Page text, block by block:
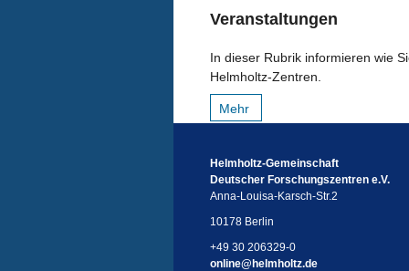
Veranstaltungen
In dieser Rubrik informieren wie
Helmholtz-Zentren.
Mehr
Helmholtz-Gemeinschaft
Deutscher Forschungszentren e.V.
Anna-Louisa-Karsch-Str.2
10178 Berlin
+49 30 206329-0
online@ helmholtz.de